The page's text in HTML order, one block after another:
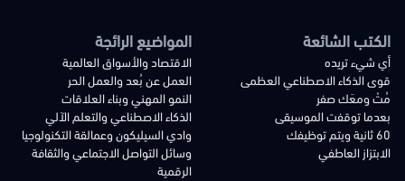
الكتب الشائعة
أي شيء تريده
قوى الذكاء الاصطناعي العظمى
مُتْ ومعَك صفر
بعدما توقفت الموسيقى
60 ثانية ويتم توظيفك
الابتزاز العاطفي
المواضيع الرائجة
الاقتصاد والأسواق العالمية
العمل عن بُعد والعمل الحر
النمو المهني وبناء العلاقات
الذكاء الاصطناعي والتعلم الآلي
وادي السيليكون وعمالقة التكنولوجيا
وسائل التواصل الاجتماعي والثقافة
الرقمية